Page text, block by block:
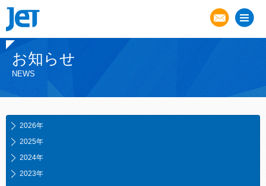
お知らせ
NEWS
2026年
2025年
2024年
2023年